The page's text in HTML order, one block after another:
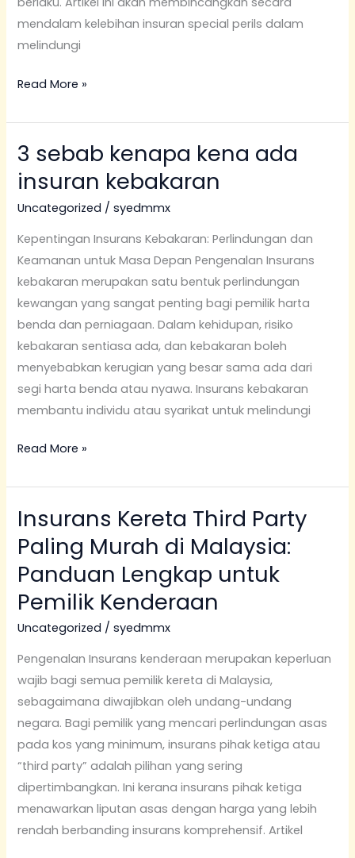
mendalam kelebihan insuran special perils dalam
melindungi
Read More »
3 sebab kenapa kena ada
insuran kebakaran
Uncategorized /syedmmx
Kepentingan Insurans Kebakaran: Perlindungan dan
Keamanan untuk Masa Depan Pengenalan Insurans
kebakaran merupakan satu bentuk perlindungan
kewangan yang sangat penting bagi pemilik harta
benda dan perniagaan. Dalam kehidupan, risiko
kebakaran sentiasa ada, dan kebakaran boleh
menyebabkan kerugian yang besar sama ada dari
segi harta benda atau nyawa. Insurans kebakaran
membantu individu atau syarikat untuk melindungi
3
sebab
kenapa
kena
ada
insuran
kebakaran
Read More »
Insurans Kereta Third Party
Paling Murah di Malaysia:
Panduan Lengkap untuk
Pemilik Kenderaan
Uncategorized /syedmmx
Pengenalan Insurans kenderaan merupakan keperluan
wajib bagi semua pemilik kereta di Malaysia,
sebagaimana diwajibkan oleh undang-undang
negara. Bagi pemilik yang mencari perlindungan asas
pada kos yang minimum, insurans pihak ketiga atau
“third party” adalah pilihan yang sering
dipertimbangkan. Ini kerana insurans pihak ketiga
menawarkan liputan asas dengan harga yang lebih
rendah berbanding insurans komprehensif. Artikel
Insurans
Kereta
Third
Party
Paling
Murah
Malaysia:
Panduan
Lengkap
untuk
Pemilik
Kenderaan